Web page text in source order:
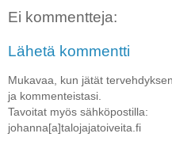
Ei kommentteja:
Lähetä kommentti
Mukavaa, kun jätät
ja kommenteistasi.
Tavoitat myös sähköpostilla:
johanna[a]talojajatoiveita.fi